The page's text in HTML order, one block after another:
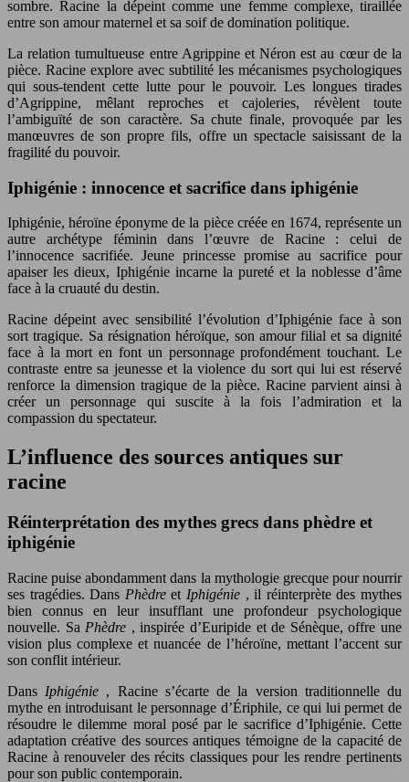
sombre. Racine la dépeint comme une femme complexe, tiraillée
entre son amour maternel et sa soif de domination politique.
La relation tumultueuse entre Agrippine et Néron est au cœur de la
pièce. Racine explore avec subtilité les mécanismes psychologiques
qui sous-tendent cette lutte pour le pouvoir. Les longues tirades
d’Agrippine, mêlant reproches et cajoleries, révèlent toute
l’ambiguïté de son caractère. Sa chute finale, provoquée par les
manœuvres de son propre fils, offre un spectacle saisissant de la
fragilité du pouvoir.
Iphigénie : innocence et sacrifice dans iphigénie
Iphigénie, héroïne éponyme de la pièce créée en 1674, représente un
autre archétype féminin dans l’œuvre de Racine : celui de
l’innocence sacrifiée. Jeune princesse promise au sacrifice pour
apaiser les dieux, Iphigénie incarne la pureté et la noblesse d’âme
face à la cruauté du destin.
Racine dépeint avec sensibilité l’évolution d’Iphigénie face à son
sort tragique. Sa résignation héroïque, son amour filial et sa dignité
face à la mort en font un personnage profondément touchant. Le
contraste entre sa jeunesse et la violence du sort qui lui est réservé
renforce la dimension tragique de la pièce. Racine parvient ainsi à
créer un personnage qui suscite à la fois l’admiration et la
compassion du spectateur.
L’influence des sources antiques sur
racine
Réinterprétation des mythes grecs dans phèdre et
iphigénie
Racine puise abondamment dans la mythologie grecque pour nourrir
ses tragédies. Dans Phèdreet Iphigénie , il réinterprète des mythes
bien connus en leur insufflant une profondeur psychologique
nouvelle. Sa Phèdre , inspirée d’Euripide et de Sénèque, offre une
vision plus complexe et nuancée de l’héroïne, mettant l’accent sur
son conflit intérieur.
Dans Iphigénie , Racine s’écarte de la version traditionnelle du
mythe en introduisant le personnage d’Ériphile, ce qui lui permet de
résoudre le dilemme moral posé par le sacrifice d’Iphigénie. Cette
adaptation créative des sources antiques témoigne de la capacité de
Racine à renouveler des récits classiques pour les rendre pertinents
pour son public contemporain.